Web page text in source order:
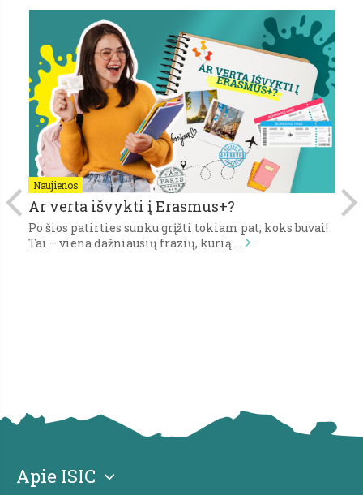
Naujienos
Ar verta išvykti į Erasmus+?
Po šios patirties sunku grįžti tokiam pat, koks buvai!
Tai – viena dažniausių frazių, kurią …
Apie ISIC